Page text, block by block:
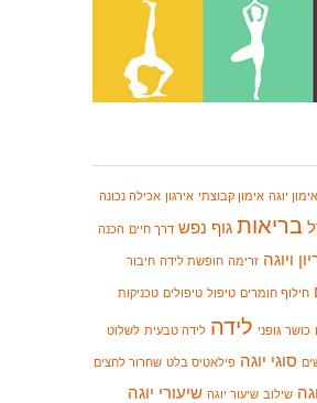
אימון יוגה אימון קבוצתי אירגון אכילה נכונה
בריאות גוף נפש דרך חיים הכנה
ויוגה זרימה חופשת לידה חיבור
חילוף חומרים טיפול טיפולים טכניקות
כושר גופני לידה לידה טבעית לשלוט
סוגי יוגה פילאטיס בלט שחרור לחצים
שילוב שיעור יוגה שיעורי יוגה